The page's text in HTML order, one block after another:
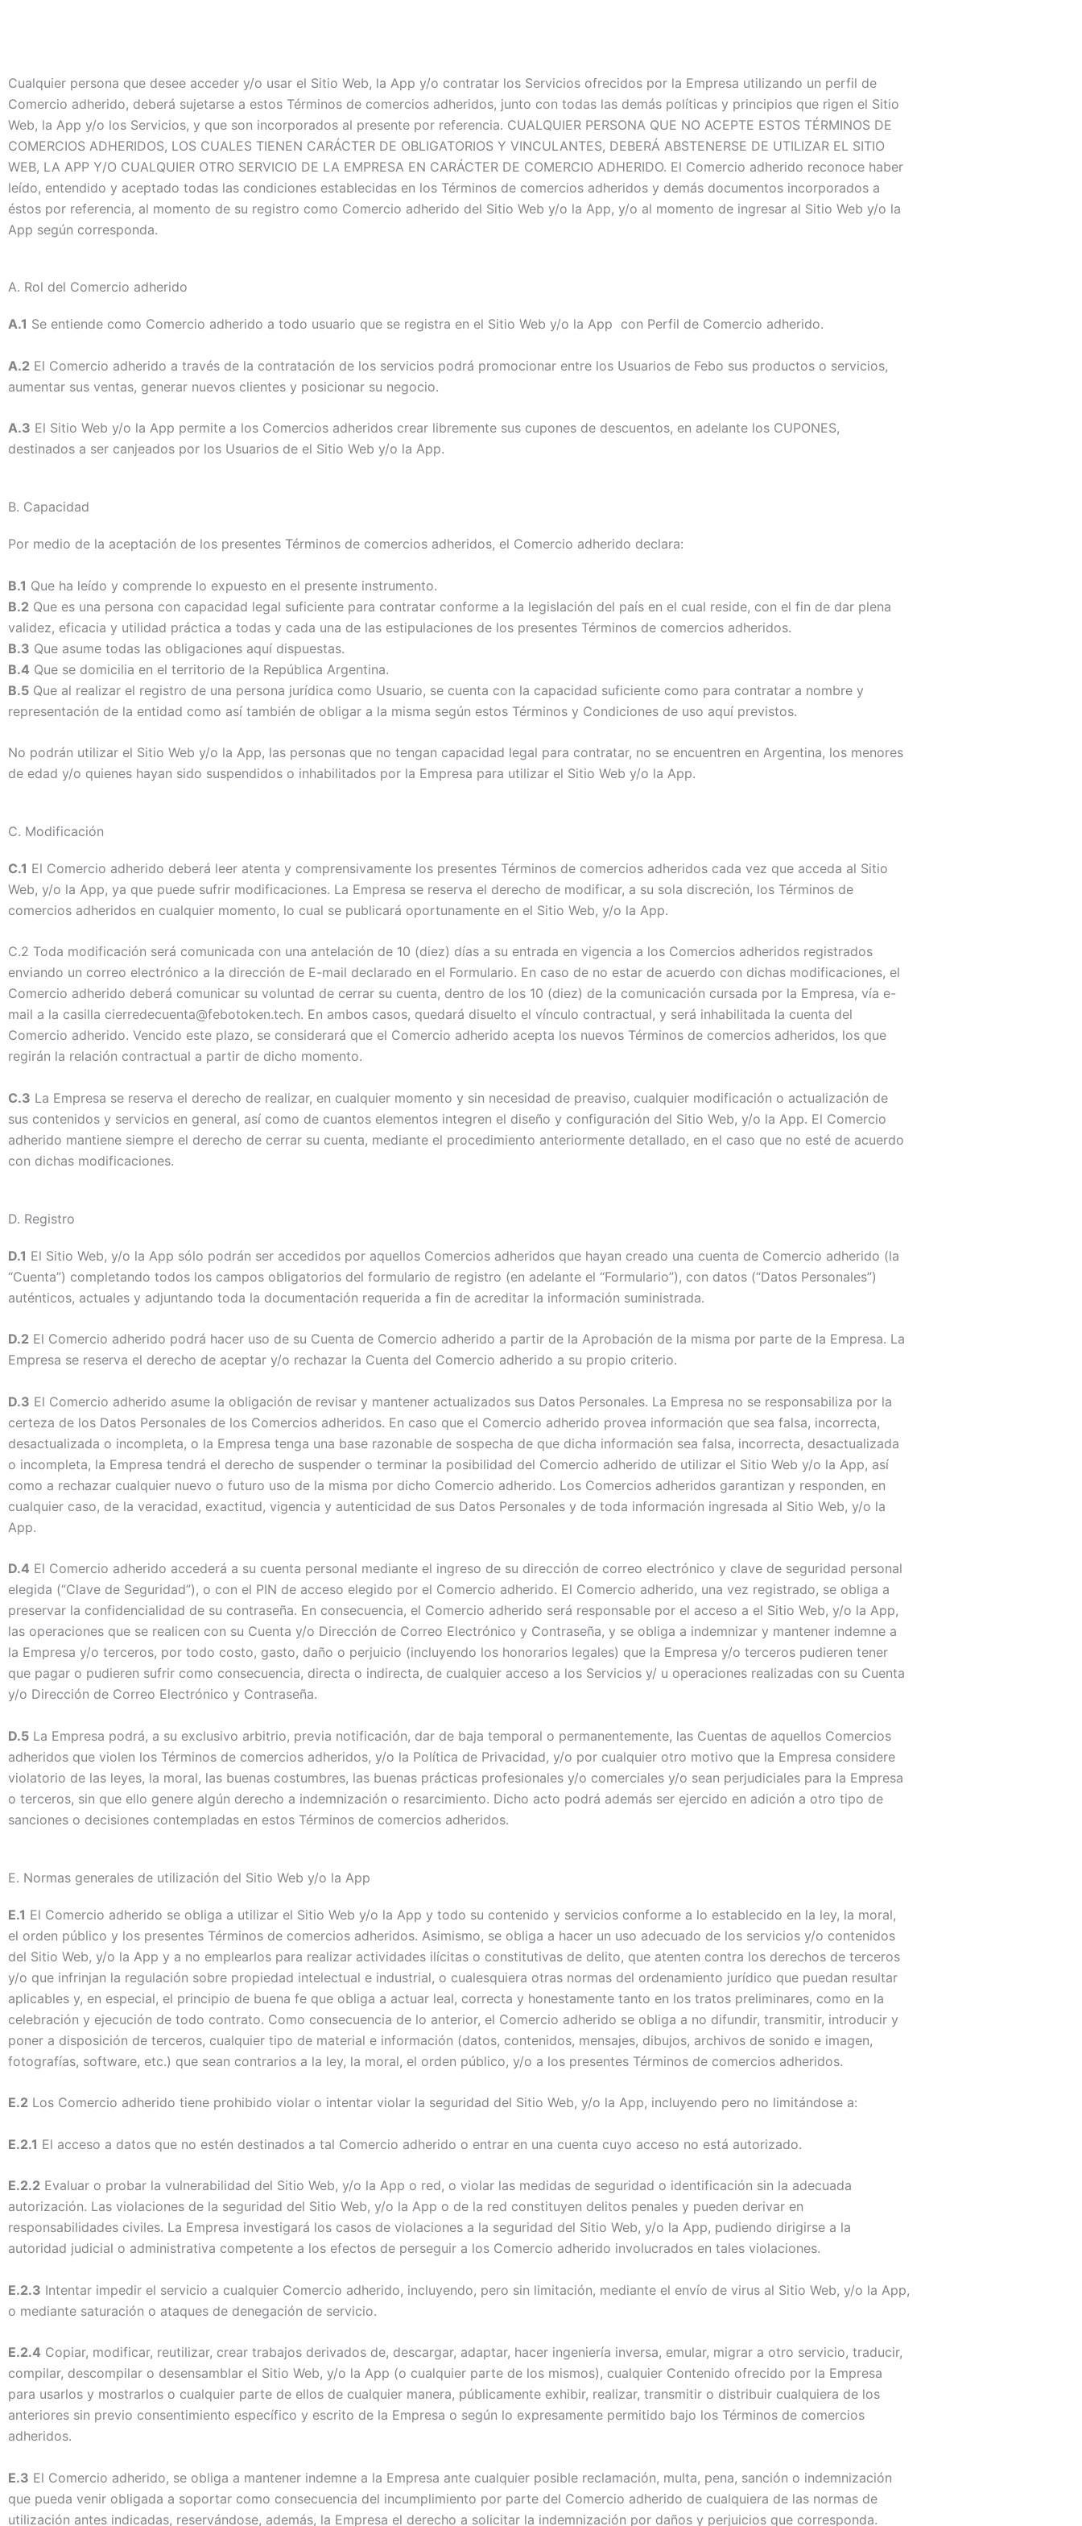
Cualquier persona que desee acceder y/o usar el Sitio Web, la App y/o contratar los Servicios ofrecidos por la Empresa utilizando un perfil de
Comercio adherido, deberá sujetarse a estos Términos de comercios adheridos, junto con todas las demás políticas y principios que rigen el Sitio
Web, la App y/o los Servicios, y que son incorporados al presente por referencia. CUALQUIER PERSONA QUE NO ACEPTE ESTOS TÉRMINOS DE
COMERCIOS ADHERIDOS, LOS CUALES TIENEN CARÁCTER DE OBLIGATORIOS Y VINCULANTES, DEBERÁ ABSTENERSE DE UTILIZAR EL SITIO
WEB, LA APP Y/O CUALQUIER OTRO SERVICIO DE LA EMPRESA EN CARÁCTER DE COMERCIO ADHERIDO. El Comercio adherido reconoce haber
leído, entendido y aceptado todas las condiciones establecidas en los Términos de comercios adheridos y demás documentos incorporados a
éstos por referencia, al momento de su registro como Comercio adherido del Sitio Web y/o la App, y/o al momento de ingresar al Sitio Web y/o la
App según corresponda.
A. Rol del Comercio adherido
A.1 Se entiende como Comercio adherido a todo usuario que se registra en el Sitio Web y/o la App con Perfil de Comercio adherido.
A.2 El Comercio adherido a través de la contratación de los servicios podrá promocionar entre los Usuarios de Febo sus productos o servicios,
aumentar sus ventas, generar nuevos clientes y posicionar su negocio.
A.3 El Sitio Web y/o la App permite a los Comercios adheridos crear libremente sus cupones de descuentos, en adelante los CUPONES,
destinados a ser canjeados por los Usuarios de el Sitio Web y/o la App.
B. Capacidad
Por medio de la aceptación de los presentes Términos de comercios adheridos, el Comercio adherido declara:
B.1 Que ha leído y comprende lo expuesto en el presente instrumento.
B.2 Que es una persona con capacidad legal suficiente para contratar conforme a la legislación del país en el cual reside, con el fin de dar plena
validez, eficacia y utilidad práctica a todas y cada una de las estipulaciones de los presentes Términos de comercios adheridos.
B.3 Que asume todas las obligaciones aquí dispuestas.
B.4 Que se domicilia en el territorio de la República Argentina.
B.5 Que al realizar el registro de una persona jurídica como Usuario, se cuenta con la capacidad suficiente como para contratar a nombre y
representación de la entidad como así también de obligar a la misma según estos Términos y Condiciones de uso aquí previstos.
No podrán utilizar el Sitio Web y/o la App, las personas que no tengan capacidad legal para contratar, no se encuentren en Argentina, los menores
de edad y/o quienes hayan sido suspendidos o inhabilitados por la Empresa para utilizar el Sitio Web y/o la App.
C. Modificación
C.1 El Comercio adherido deberá leer atenta y comprensivamente los presentes Términos de comercios adheridos cada vez que acceda al Sitio
Web, y/o la App, ya que puede sufrir modificaciones. La Empresa se reserva el derecho de modificar, a su sola discreción, los Términos de
comercios adheridos en cualquier momento, lo cual se publicará oportunamente en el Sitio Web, y/o la App.
C.2 Toda modificación será comunicada con una antelación de 10 (diez) días a su entrada en vigencia a los Comercios adheridos registrados
enviando un correo electrónico a la dirección de E-mail declarado en el Formulario. En caso de no estar de acuerdo con dichas modificaciones, el
Comercio adherido deberá comunicar su voluntad de cerrar su cuenta, dentro de los 10 (diez) de la comunicación cursada por la Empresa, vía e-
mail a la casilla cierredecuenta@febotoken.tech. En ambos casos, quedará disuelto el vínculo contractual, y será inhabilitada la cuenta del
Comercio adherido. Vencido este plazo, se considerará que el Comercio adherido acepta los nuevos Términos de comercios adheridos, los que
regirán la relación contractual a partir de dicho momento.
C.3 La Empresa se reserva el derecho de realizar, en cualquier momento y sin necesidad de preaviso, cualquier modificación o actualización de
sus contenidos y servicios en general, así como de cuantos elementos integren el diseño y configuración del Sitio Web, y/o la App. El Comercio
adherido mantiene siempre el derecho de cerrar su cuenta, mediante el procedimiento anteriormente detallado, en el caso que no esté de acuerdo
con dichas modificaciones.
D. Registro
D.1 El Sitio Web, y/o la App sólo podrán ser accedidos por aquellos Comercios adheridos que hayan creado una cuenta de Comercio adherido (la
“Cuenta”) completando todos los campos obligatorios del formulario de registro (en adelante el “Formulario”), con datos (“Datos Personales”)
auténticos, actuales y adjuntando toda la documentación requerida a fin de acreditar la información suministrada.
D.2 El Comercio adherido podrá hacer uso de su Cuenta de Comercio adherido a partir de la Aprobación de la misma por parte de la Empresa. La
Empresa se reserva el derecho de aceptar y/o rechazar la Cuenta del Comercio adherido a su propio criterio.
D.3 El Comercio adherido asume la obligación de revisar y mantener actualizados sus Datos Personales. La Empresa no se responsabiliza por la
certeza de los Datos Personales de los Comercios adheridos. En caso que el Comercio adherido provea información que sea falsa, incorrecta,
desactualizada o incompleta, o la Empresa tenga una base razonable de sospecha de que dicha información sea falsa, incorrecta, desactualizada
o incompleta, la Empresa tendrá el derecho de suspender o terminar la posibilidad del Comercio adherido de utilizar el Sitio Web y/o la App, así
como a rechazar cualquier nuevo o futuro uso de la misma por dicho Comercio adherido. Los Comercios adheridos garantizan y responden, en
cualquier caso, de la veracidad, exactitud, vigencia y autenticidad de sus Datos Personales y de toda información ingresada al Sitio Web, y/o la
App.
D.4 El Comercio adherido accederá a su cuenta personal mediante el ingreso de su dirección de correo electrónico y clave de seguridad personal
elegida (“Clave de Seguridad”), o con el PIN de acceso elegido por el Comercio adherido. El Comercio adherido, una vez registrado, se obliga a
preservar la confidencialidad de su contraseña. En consecuencia, el Comercio adherido será responsable por el acceso a el Sitio Web, y/o la App,
las operaciones que se realicen con su Cuenta y/o Dirección de Correo Electrónico y Contraseña, y se obliga a indemnizar y mantener indemne a
la Empresa y/o terceros, por todo costo, gasto, daño o perjuicio (incluyendo los honorarios legales) que la Empresa y/o terceros pudieren tener
que pagar o pudieren sufrir como consecuencia, directa o indirecta, de cualquier acceso a los Servicios y/ u operaciones realizadas con su Cuenta
y/o Dirección de Correo Electrónico y Contraseña.
D.5 La Empresa podrá, a su exclusivo arbitrio, previa notificación, dar de baja temporal o permanentemente, las Cuentas de aquellos Comercios
adheridos que violen los Términos de comercios adheridos, y/o la Política de Privacidad, y/o por cualquier otro motivo que la Empresa considere
violatorio de las leyes, la moral, las buenas costumbres, las buenas prácticas profesionales y/o comerciales y/o sean perjudiciales para la Empresa
o terceros, sin que ello genere algún derecho a indemnización o resarcimiento. Dicho acto podrá además ser ejercido en adición a otro tipo de
sanciones o decisiones contempladas en estos Términos de comercios adheridos.
E. Normas generales de utilización del Sitio Web y/o la App
E.1 El Comercio adherido se obliga a utilizar el Sitio Web y/o la App y todo su contenido y servicios conforme a lo establecido en la ley, la moral,
el orden público y los presentes Términos de comercios adheridos. Asimismo, se obliga a hacer un uso adecuado de los servicios y/o contenidos
del Sitio Web, y/o la App y a no emplearlos para realizar actividades ilícitas o constitutivas de delito, que atenten contra los derechos de terceros
y/o que infrinjan la regulación sobre propiedad intelectual e industrial, o cualesquiera otras normas del ordenamiento jurídico que puedan resultar
aplicables y, en especial, el principio de buena fe que obliga a actuar leal, correcta y honestamente tanto en los tratos preliminares, como en la
celebración y ejecución de todo contrato. Como consecuencia de lo anterior, el Comercio adherido se obliga a no difundir, transmitir, introducir y
poner a disposición de terceros, cualquier tipo de material e información (datos, contenidos, mensajes, dibujos, archivos de sonido e imagen,
fotografías, software, etc.) que sean contrarios a la ley, la moral, el orden público, y/o a los presentes Términos de comercios adheridos.
E.2 Los Comercio adherido tiene prohibido violar o intentar violar la seguridad del Sitio Web, y/o la App, incluyendo pero no limitándose a:
E.2.1 El acceso a datos que no estén destinados a tal Comercio adherido o entrar en una cuenta cuyo acceso no está autorizado.
E.2.2 Evaluar o probar la vulnerabilidad del Sitio Web, y/o la App o red, o violar las medidas de seguridad o identificación sin la adecuada
autorización. Las violaciones de la seguridad del Sitio Web, y/o la App o de la red constituyen delitos penales y pueden derivar en
responsabilidades civiles. La Empresa investigará los casos de violaciones a la seguridad del Sitio Web, y/o la App, pudiendo dirigirse a la
autoridad judicial o administrativa competente a los efectos de perseguir a los Comercio adherido involucrados en tales violaciones.
E.2.3 Intentar impedir el servicio a cualquier Comercio adherido, incluyendo, pero sin limitación, mediante el envío de virus al Sitio Web, y/o la App,
o mediante saturación o ataques de denegación de servicio.
E.2.4 Copiar, modificar, reutilizar, crear trabajos derivados de, descargar, adaptar, hacer ingeniería inversa, emular, migrar a otro servicio, traducir,
compilar, descompilar o desensamblar el Sitio Web, y/o la App (o cualquier parte de los mismos), cualquier Contenido ofrecido por la Empresa
para usarlos y mostrarlos o cualquier parte de ellos de cualquier manera, públicamente exhibir, realizar, transmitir o distribuir cualquiera de los
anteriores sin previo consentimiento específico y escrito de la Empresa o según lo expresamente permitido bajo los Términos de comercios
adheridos.
E.3 El Comercio adherido, se obliga a mantener indemne a la Empresa ante cualquier posible reclamación, multa, pena, sanción o indemnización
que pueda venir obligada a soportar como consecuencia del incumplimiento por parte del Comercio adherido de cualquiera de las normas de
utilización antes indicadas, reservándose, además, la Empresa el derecho a solicitar la indemnización por daños y perjuicios que corresponda.